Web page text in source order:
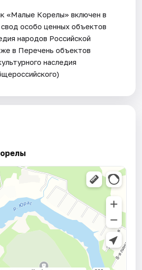
«Малые Корелы» включен в
особо ценных объектов
народов Российской
в Перечень объектов
наследия